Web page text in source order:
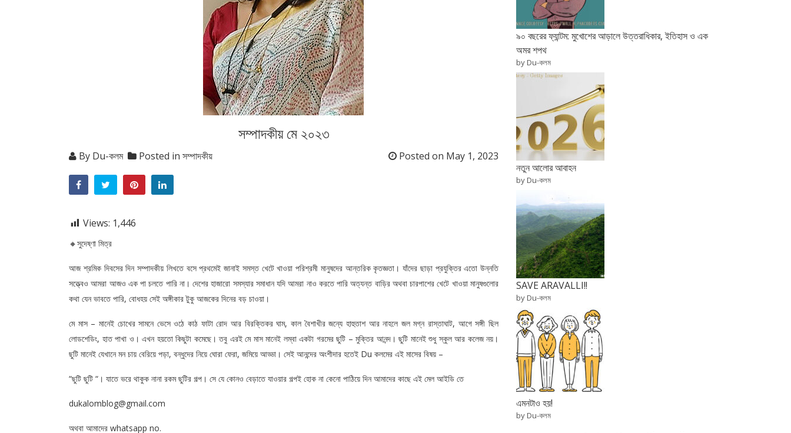
সম্পাদকীয় মে ২০২৩
By Du-কলম Posted in সম্পাদকীয় Posted on May 1, 2023
Views: 1,446
🔸সুদেষ্ণা মিত্র
আজ শ্রমিক দিবসের দিন সম্পাদকীয় লিখতে বসে প্রথমেই জানাই সমস্ত খেটে খাওয়া পরিশ্রমী মানুষদের আন্তরিক কৃতজ্ঞতা। যাঁদের ছাড়া প্রযুক্তির এতো উন্নতি
সত্ত্বেও আমরা আজও এক পা চলতে পারি না। দেশের হাজারো সমস্যার সমাধান যদি আমরা নাও করতে পারি অত্যন্ত বাড়ির অথবা চারপাশের খেটে খাওয়া মানুষগুলোর
কথা যেন ভাবতে পারি, বোধহয় সেই অঙ্গীকার টুকু আজকের দিনের বড় চাওয়া।
মে মাস – মানেই চোখের সামনে ভেসে ওঠে কাঠ ফাটা রোদ আর বিরক্তিকর ঘাম, কাল বৈশাখীর জন্যে হাহুতাশ আর নাহলে জল মগ্ন রাস্তাঘাট, আগে সঙ্গী ছিল
লোডশেডিং, হাত পাখা ও। এখন হয়তো কিছুটা কমেছে। তবু এরই মে মাস মানেই লম্বা একটা গরমের ছুটি – মুক্তির আনন্দ। ছুটি মানেই শুধু স্কুল আর কলেজ নয়।
ছুটি মানেই যেখানে মন চায় বেরিয়ে পড়া, বন্ধুদের নিয়ে ঘোরা ফেরা, জমিয়ে আড্ডা। সেই আনন্দের অংশীদার হতেই Du কলমের এই মাসের বিষয় –
“ছুটি ছুটি “। যাতে ভরে থাকুক নানা রকম ছুটির গল্প। সে যে কোনও বেড়াতে যাওয়ার গল্পই হোক না কেনো পাঠিয়ে দিন আমাদের কাছে এই মেল আইডি তে
dukalomblog@gmail.com
অথবা আমাদের whatsapp no.
৯০ বছরের ফ্যান্টম: মুখোশের আড়ালে উত্তরাধিকার, ইতিহাস ও এক
অমর শপথ
by Du-কলম
নতুন আলোর আবাহন
by Du-কলম
SAVE ARAVALLI!!
by Du-কলম
এমনটাও হয়!
by Du-কলম